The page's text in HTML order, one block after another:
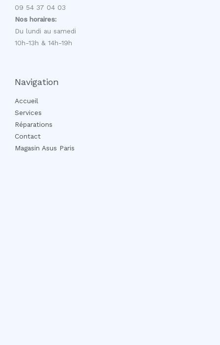
09 54 37 04 03
Nos horaires:
Du lundi au samedi
10h-13h & 14h-19h
Navigation
Accueil
Services
Réparations
Contact
Magasin Asus Paris